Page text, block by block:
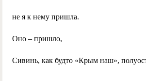
не я к нему пришла.
Оно – пришло,
Сивинь, как будто «Крым наш»,